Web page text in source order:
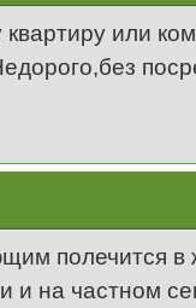
или
полечится в
и на частном